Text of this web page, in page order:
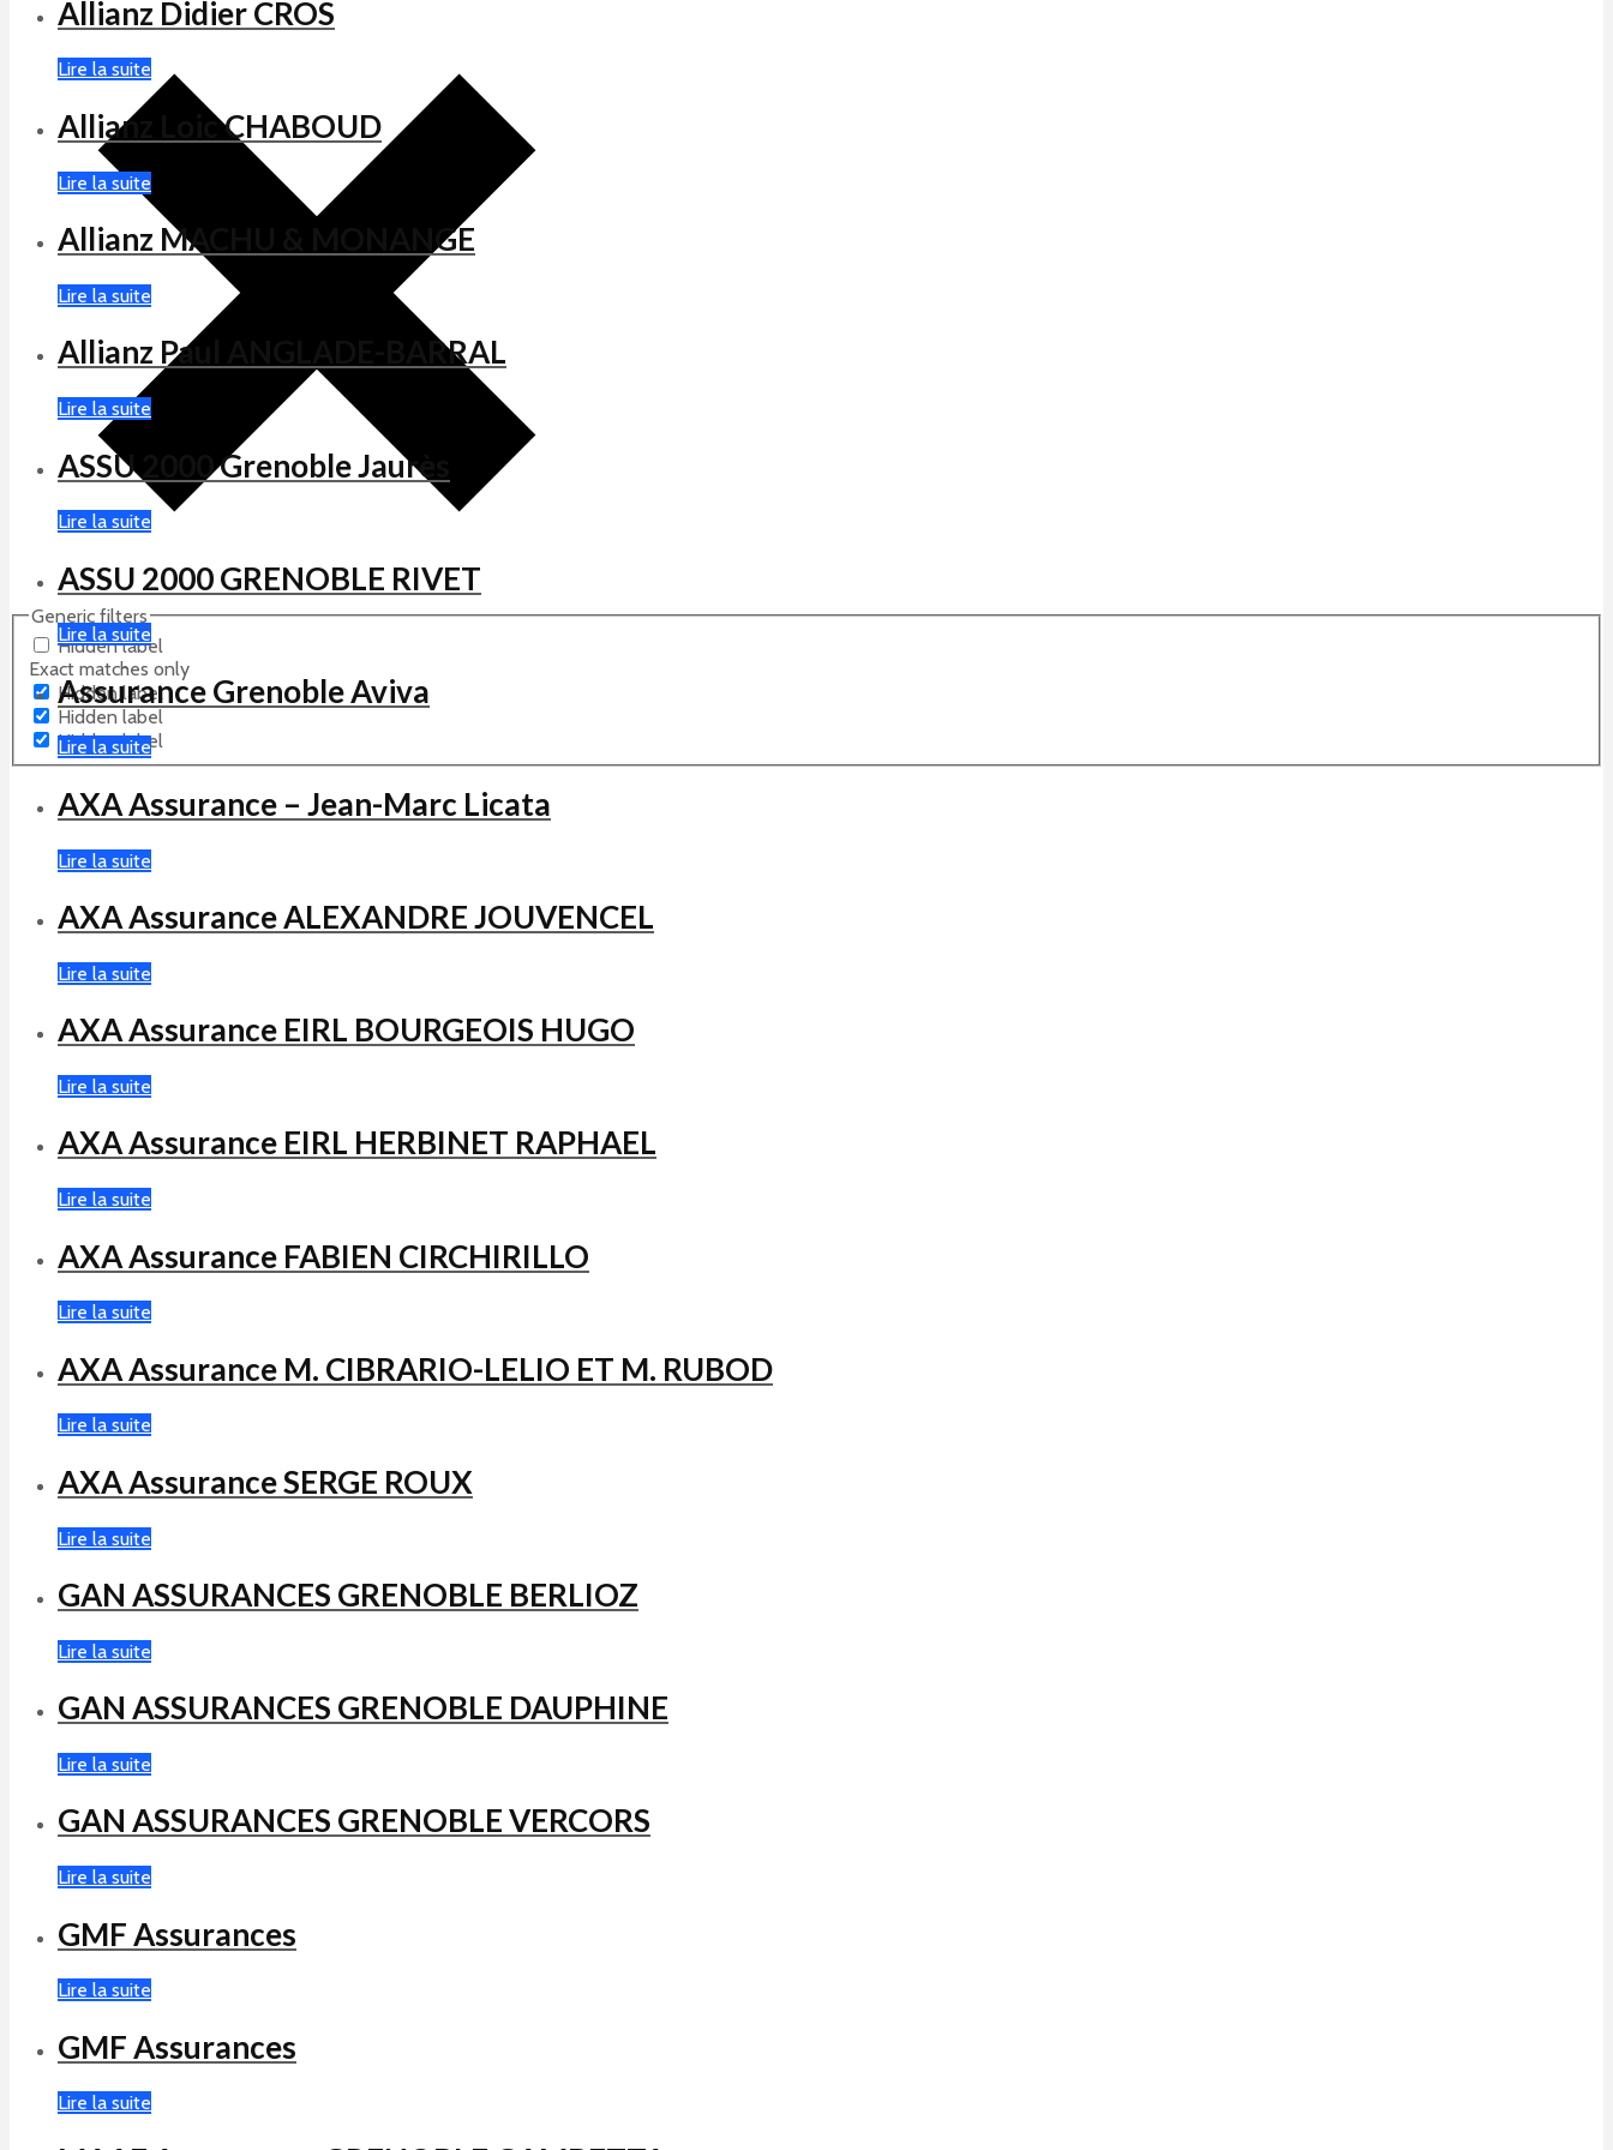
Generic filters
Hidden label
Exact matches only
Hidden label
Hidden label
Hidden label
Allianz Didier CROS
Lire la suite
Allianz Loic CHABOUD
Lire la suite
Allianz MACHU & MONANGE
Lire la suite
Allianz Paul ANGLADE-BARRAL
Lire la suite
ASSU 2000 Grenoble Jaurès
Lire la suite
ASSU 2000 GRENOBLE RIVET
Lire la suite
Assurance Grenoble Aviva
Lire la suite
AXA Assurance – Jean-Marc Licata
Lire la suite
AXA Assurance ALEXANDRE JOUVENCEL
Lire la suite
AXA Assurance EIRL BOURGEOIS HUGO
Lire la suite
AXA Assurance EIRL HERBINET RAPHAEL
Lire la suite
AXA Assurance FABIEN CIRCHIRILLO
Lire la suite
AXA Assurance M. CIBRARIO-LELIO ET M. RUBOD
Lire la suite
AXA Assurance SERGE ROUX
Lire la suite
GAN ASSURANCES GRENOBLE BERLIOZ
Lire la suite
GAN ASSURANCES GRENOBLE DAUPHINE
Lire la suite
GAN ASSURANCES GRENOBLE VERCORS
Lire la suite
GMF Assurances
Lire la suite
GMF Assurances
Lire la suite